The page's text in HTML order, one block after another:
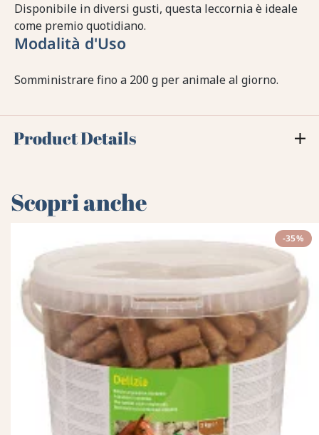
Disponibile in diversi gusti, questa leccornia è ideale
come premio quotidiano.
Modalità d'Uso
Somministrare fino a 200 g per animale al giorno.
Product Details
Scopri anche
-35%